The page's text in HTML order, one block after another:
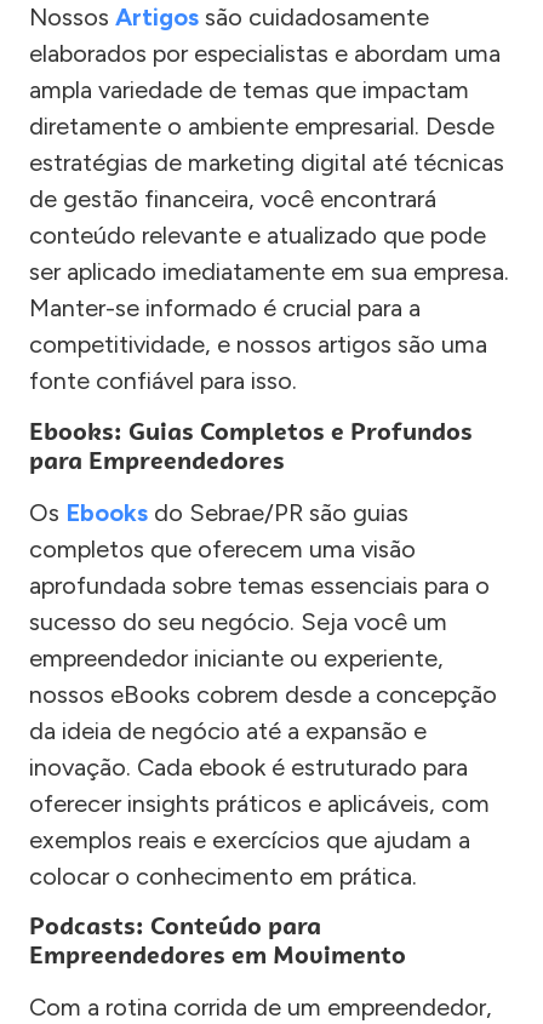
Nossos Artigos são cuidadosamente
elaborados por especialistas e abordam uma
ampla variedade de temas que impactam
diretamente o ambiente empresarial. Desde
estratégias de marketing digital até técnicas
de gestão financeira, você encontrará
conteúdo relevante e atualizado que pode
ser aplicado imediatamente em sua empresa.
Manter-se informado é crucial para a
competitividade, e nossos artigos são uma
fonte confiável para isso.
Ebooks: Guias Completos e Profundos
para Empreendedores
Os Ebooks do Sebrae/PR são guias
completos que oferecem uma visão
aprofundada sobre temas essenciais para o
sucesso do seu negócio. Seja você um
empreendedor iniciante ou experiente,
nossos eBooks cobrem desde a concepção
da ideia de negócio até a expansão e
inovação. Cada ebook é estruturado para
oferecer insights práticos e aplicáveis, com
exemplos reais e exercícios que ajudam a
colocar o conhecimento em prática.
Podcasts: Conteúdo para
Empreendedores em Movimento
Com a rotina corrida de um empreendedor,